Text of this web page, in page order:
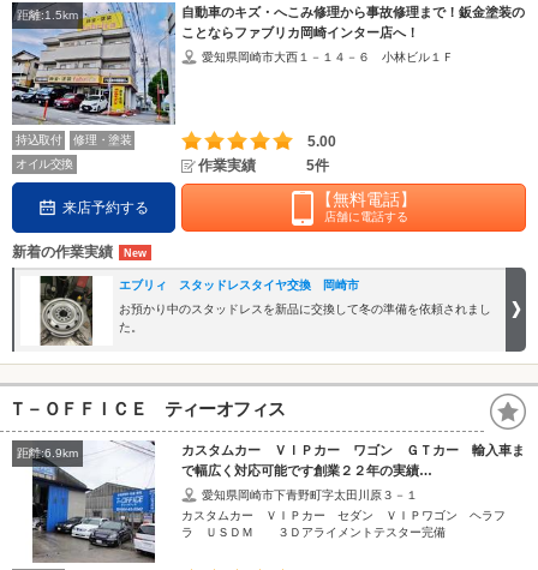
距離:1.5km
自動車のキズ・へこみ修理から事故修理まで！鈑金塗装の
ことならファブリカ岡崎インター店へ！
愛知県岡崎市大西１－１４－６ 小林ビル１Ｆ
持込取付
修理・塗装
オイル交換
5.00
作業実績
5件
来店予約する 【無料電話】
店舗に電話する
新着の作業実績
エブリィ スタッドレスタイヤ交換 岡崎市
お預かり中のスタッドレスを新品に交換して冬の準備を依頼されまし
た。
Ｔ－ＯＦＦＩＣＥ ティーオフィス
距離:6.9km
カスタムカー ＶＩＰカー ワゴン ＧＴカー 輸入車ま
で幅広く対応可能です創業２２年の実績…
愛知県岡崎市下青野町字太田川原３－１
カスタムカー ＶＩＰカー セダン ＶＩＰワゴン ヘラフ
ラ ＵＳＤＭ ３Ｄアライメントテスター完備